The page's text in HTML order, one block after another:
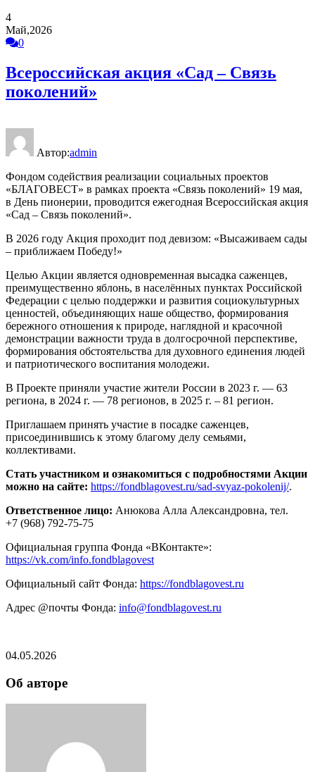
4
Май,2026
0
Всероссийская акция «Сад – Связь
поколений»
Автор:admin
Фондом содействия реализации социальных проектов
«БЛАГОВЕСТ» в рамках проекта «Связь поколений» 19 мая,
в День пионерии, проводится ежегодная Всероссийская акция
«Сад – Связь поколений».
В 2026 году Акция проходит под девизом: «Высаживаем сады
– приближаем Победу!»
Целью Акции является одновременная высадка саженцев,
преимущественно яблонь, в населённых пунктах Российской
Федерации с целью поддержки и развития социокультурных
ценностей, объединяющих наше общество, формирования
бережного отношения к природе, наглядной и красочной
демонстрации важности труда в долгосрочной перспективе,
формирования обстоятельства для духовного единения людей
и патриотического воспитания молодежи.
В Проекте приняли участие жители России в 2023 г. — 63
региона, в 2024 г. — 78 регионов, в 2025 г. – 81 регион.
Приглашаем принять участие в посадке саженцев,
присоединившись к этому благому делу семьями,
коллективами.
Стать участником и ознакомиться с подробностями Акции
можно на сайте: https://fondblagovest.ru/sad-svyaz-pokolenij/.
Ответственное лицо: Анюкова Алла Александровна, тел.
+7 (968) 792-75-75
Официальная группа Фонда «ВКонтакте»:
https://vk.com/info.fondblagovest
Официальный сайт Фонда: https://fondblagovest.ru
Адрес @почты Фонда: info@fondblagovest.ru
04.05.2026
Об авторе